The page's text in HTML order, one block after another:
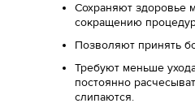
Сохраняют здоровье
сокращению
Позволяют принять
Требуют меньше
постоянно
слипаются.